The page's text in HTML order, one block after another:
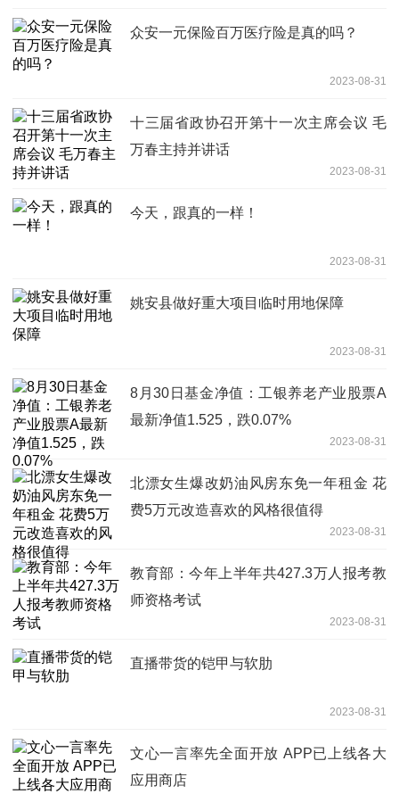
众安一元保险百万医疗险是真的吗？
2023-08-31
十三届省政协召开第十一次主席会议 毛
万春主持并讲话
2023-08-31
今天，跟真的一样！
2023-08-31
姚安县做好重大项目临时用地保障
2023-08-31
8月30日基金净值：工银养老产业股票A
最新净值1.525，跌0.07%
2023-08-31
北漂女生爆改奶油风房东免一年租金 花
费5万元改造喜欢的风格很值得
2023-08-31
教育部：今年上半年共427.3万人报考教
师资格考试
2023-08-31
直播带货的铠甲与软肋
2023-08-31
文心一言率先全面开放 APP已上线各大
应用商店